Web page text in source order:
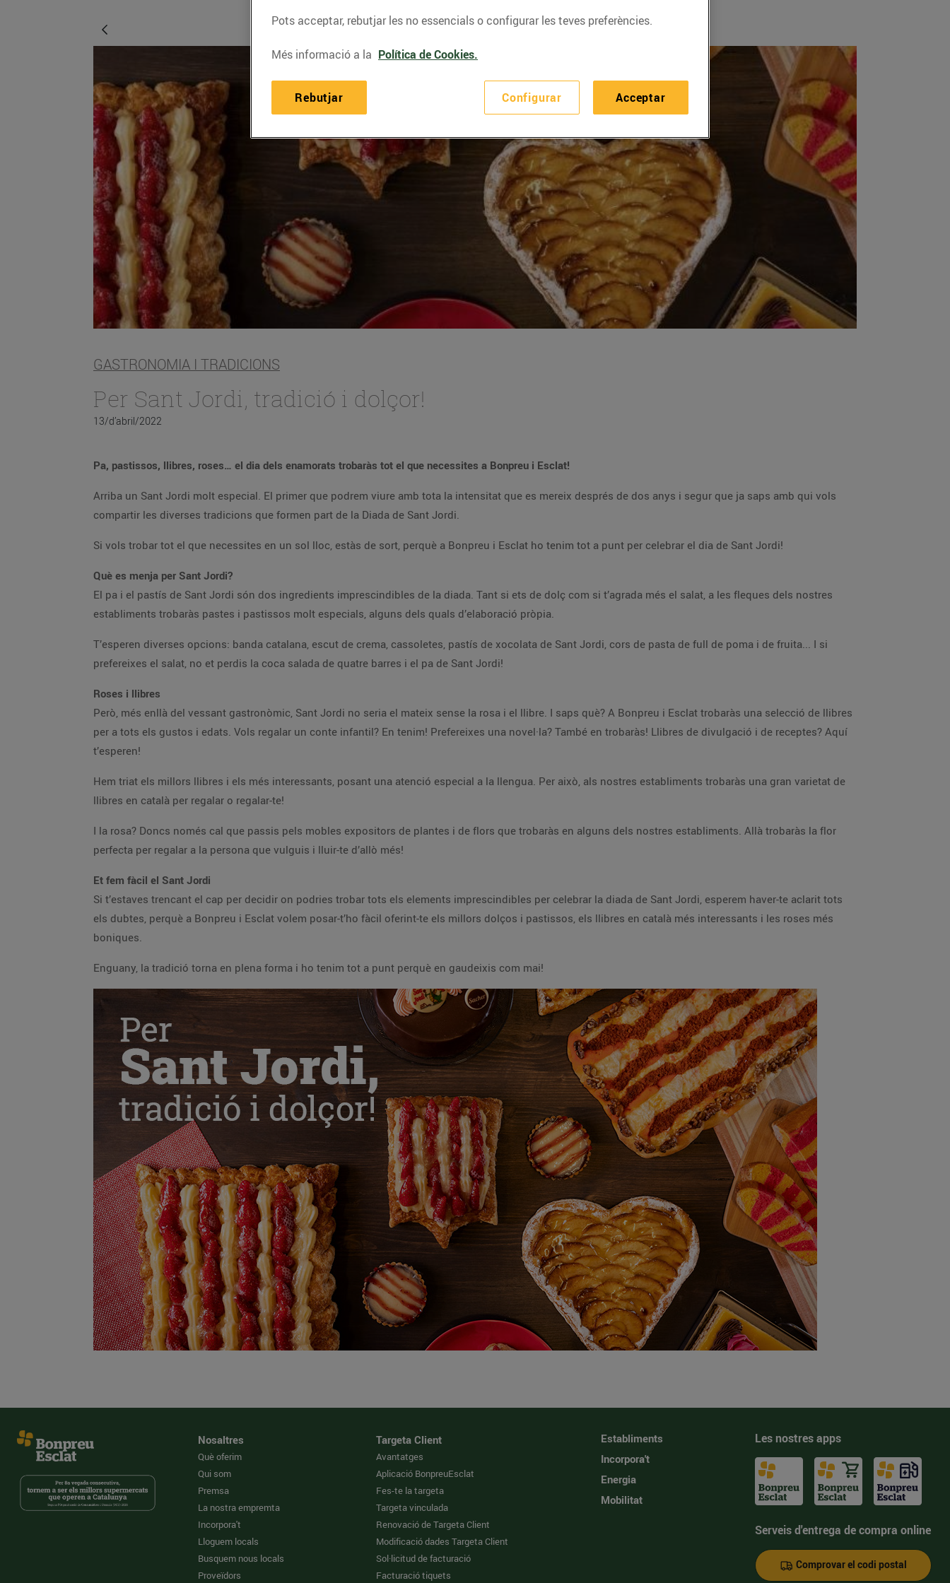
GASTRONOMIA I TRADICIONS
Per Sant Jordi, tradició i dolçor!
13/d’abril/2022
Pa, pastissos, llibres, roses… el dia dels enamorats trobaràs tot el que necessites a Bonpreu i Esclat!
Arriba un Sant Jordi molt especial. El primer que podrem viure amb tota la intensitat que es mereix després de dos anys i segur que ja saps amb qui vols
compartir les diverses tradicions que formen part de la Diada de Sant Jordi.
Si vols trobar tot el que necessites en un sol lloc, estàs de sort, perquè a Bonpreu i Esclat ho tenim tot a punt per celebrar el dia de Sant Jordi!
Què es menja per Sant Jordi?
El pa i el pastís de Sant Jordi són dos ingredients imprescindibles de la diada. Tant si ets de dolç com si t’agrada més el salat, a les fleques dels nostres
establiments trobaràs pastes i pastissos molt especials, alguns dels quals d’elaboració pròpia.
T’esperen diverses opcions: banda catalana, escut de crema, cassoletes, pastís de xocolata de Sant Jordi, cors de pasta de full de poma i de fruita... I si
prefereixes el salat, no et perdis la coca salada de quatre barres i el pa de Sant Jordi!
Roses i llibres
Però, més enllà del vessant gastronòmic, Sant Jordi no seria el mateix sense la rosa i el llibre. I saps què? A Bonpreu i Esclat trobaràs una selecció de llibres
per a tots els gustos i edats. Vols regalar un conte infantil? En tenim! Prefereixes una novel·la? També en trobaràs! Llibres de divulgació i de receptes? Aquí
t’esperen!
Hem triat els millors llibres i els més interessants, posant una atenció especial a la llengua. Per això, als nostres establiments trobaràs una gran varietat de
llibres en català per regalar o regalar-te!
I la rosa? Doncs només cal que passis pels mobles expositors de plantes i de flors que trobaràs en alguns dels nostres establiments. Allà trobaràs la flor
perfecta per regalar a la persona que vulguis i lluir-te d’allò més!
Et fem fàcil el Sant Jordi
Si t’estaves trencant el cap per decidir on podries trobar tots els elements imprescindibles per celebrar la diada de Sant Jordi, esperem haver-te aclarit tots
els dubtes, perquè a Bonpreu i Esclat volem posar-t’ho fàcil oferint-te els millors dolços i pastissos, els llibres en català més interessants i les roses més
boniques.
Enguany, la tradició torna en plena forma i ho tenim tot a punt perquè en gaudeixis com mai!
Nosaltres
Què oferim
Qui som
Premsa
La nostra empremta
Incorpora't
Lloguem locals
Busquem nous locals
Proveïdors
Targeta Client
Avantatges
Aplicació BonpreuEsclat
Fes-te la targeta
Targeta vinculada
Renovació de Targeta Client
Modificació dades Targeta Client
Sol·licitud de facturació
Facturació tiquets
Establiments
Incorpora't
Energia
Mobilitat
Les nostres apps
Serveis d'entrega de compra online
Comprovar el codi postal
Pots acceptar, rebutjar les no essencials o configurar les teves preferències.
Més informació a la Política de Cookies.
Configurar
Rebutjar Acceptar